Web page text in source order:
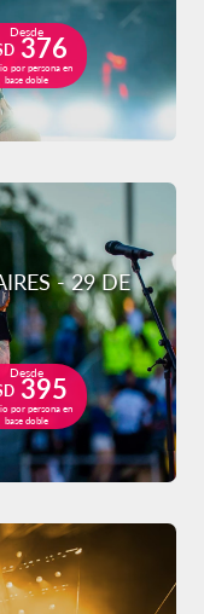
Desde
376
por persona en
base doble
- 29 DE
Desde
395
por persona en
base doble